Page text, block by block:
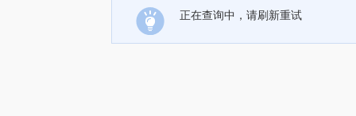
正在查询中，请刷新重试